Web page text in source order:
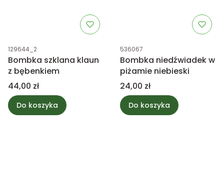
Kod produktu
129644_2
Bombka szklana klaun
z bębenkiem
Cena
44,00 zł
Do koszyka
Kod produktu
536067
Bombka niedźwiadek w
piżamie niebieski
Cena
24,00 zł
Do koszyka